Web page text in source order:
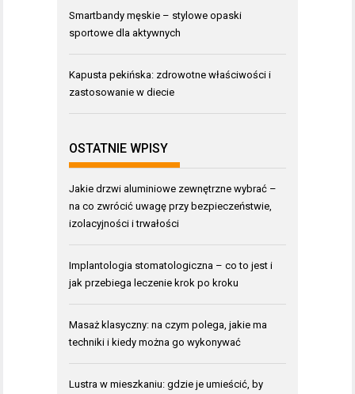
Smartbandy męskie – stylowe opaski
sportowe dla aktywnych
Kapusta pekińska: zdrowotne właściwości i
zastosowanie w diecie
OSTATNIE WPISY
Jakie drzwi aluminiowe zewnętrzne wybrać –
na co zwrócić uwagę przy bezpieczeństwie,
izolacyjności i trwałości
Implantologia stomatologiczna – co to jest i
jak przebiega leczenie krok po kroku
Masaż klasyczny: na czym polega, jakie ma
techniki i kiedy można go wykonywać
Lustra w mieszkaniu: gdzie je umieścić, by